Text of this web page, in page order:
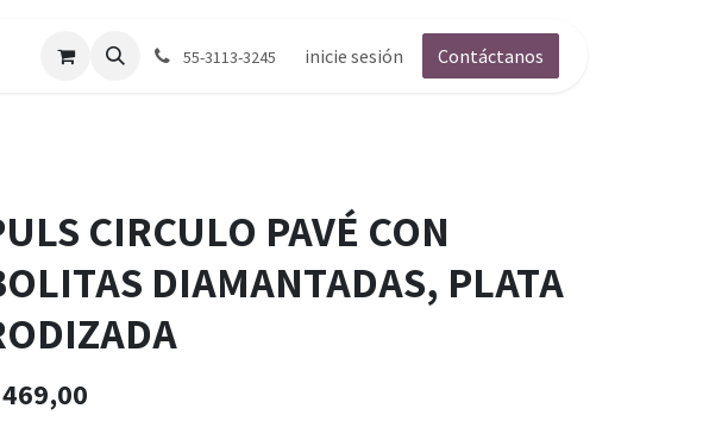
55-3113-3245 inicie sesión Contáctanos
CIRCULO PAVÉ CON
DIAMANTADAS, PLATA
469,00